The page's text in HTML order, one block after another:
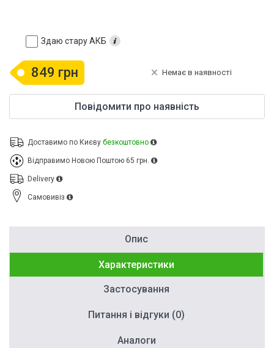
Здаю стару АКБ
849 грн Немає в наявності
Повідомити про наявність
Доставимо по Києву безкоштовно
Відправимо Новою Поштою 65 грн.
Delivery
Cамовивіз
Опис
Характеристики
Застосування
Питання і відгуки (0)
Аналоги